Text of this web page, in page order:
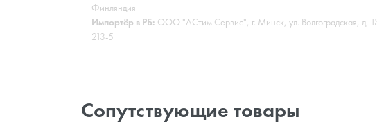
Финляндия
Импортёр в РБ: ООО "АСтим Сервис", г. Минск, ул. Волгоградская, д.
213-5
Сопутствующие товары